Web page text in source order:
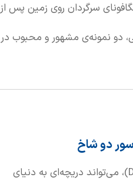
سرگردان روی زمین پس از
دو نمونه‌ی مشهور و محبوب در
بیل‌مانند و گومفوتریوم،
دو شاخ
مطالعه دایناسورهای شاخ‌دار، مانند دایسراتوپس (Diceratops)، می‌تواند دریچه‌ای به دنیای